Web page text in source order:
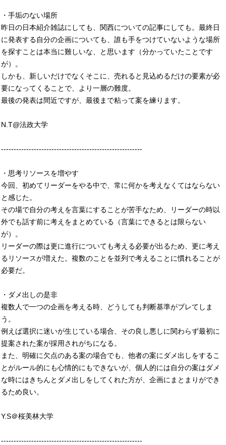
・手垢のない場所
昨日の日本紹介雑誌にしても、関西についての記事にしても。最終日
に発表する自分の企画についても、誰も手をつけていないような場所
を探すことは本当に難しいな、と思います（分かっていたことです
が）。
しかも、新しいだけでなくそこに、売れると見込めるだけの要素が必
要になってくることで、より一層の難度。
最後の発表は間近ですが、最後まで粘って案を練ります。
N.T@法政大学
--------------------------------------------------------
・思考リソースを増やす
今回、初めてリーダーをやる中で、常に何かを考えなくてはならない
と感じた。
その場で自分の考えを言葉にすることが苦手なため、リーダーの時以
外でも話す前に考えをまとめている（言葉にできるとは限らない
が）。
リーダーの際は更に進行についても考える必要が出るため、更に考え
るリソースが増えた。複数のことを並列で考えることに慣れることが
必要だ。
・ダメ出しの是非
複数人で一つの企画を考える時、どうしても判断基準がブレてしま
う。
例えば選択に迷いが生じている場合、その良し悪しに関わらず最初に
提案された案が採用されがちになる。
また、明確に欠点のある案の場合でも、他者の案にダメ出しをするこ
とがルール的にも心情的にもできないが、個人的には自分の案はダメ
な時にはきちんとダメ出しをしてくれた方が、企画にまとまりができ
るため良い。
Y.S＠桜美林大学
--------------------------------------------------------